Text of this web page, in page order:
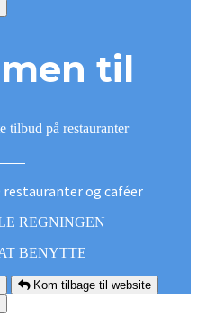
til
tilbud på restauranter
og caféer
REGNINGEN
BENYTTE
Kom tilbage til website